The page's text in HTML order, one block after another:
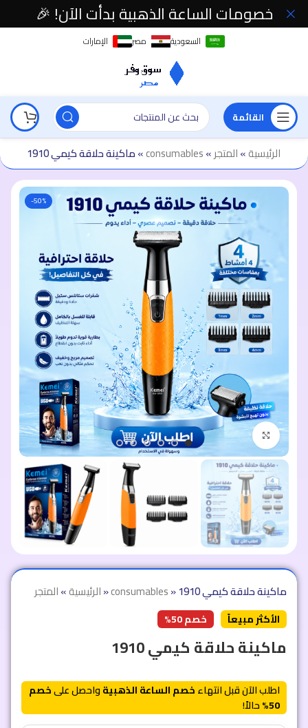
السعودية مصر الإمارات
القائمة
الرئيسية»المتجر»
consumables
»ماكينة حلاقة كيمي 1910
-50%
اضغط للتكبير
الرئيسية»المتجر »consumables» ماكينة حلاقة كيمي 1910
الأكثر مبيعاً خصم 50%
ماكينة حلاقة كيمي 1910
اطلب الآن قبل انتهاءخصم الساعة الذهبيةواحصل علىخصم
50% حالاً!
خصومات الساعة الذهبية بدأت الآن! 🎉